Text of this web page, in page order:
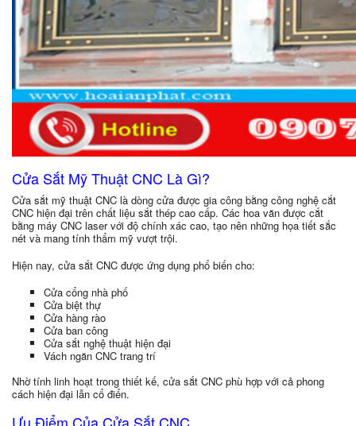
Cửa Sắt Mỹ Thuật CNC Là Gì?
Cửa sắt mỹ thuật CNC là dòng cửa được gia công bằng công nghệ cắt
CNC hiện đại trên chất liệu sắt thép cao cấp. Các hoa văn được cắt
bằng máy CNC laser với độ chính xác cao, tạo nên những họa tiết sắc
nét và mang tính thẩm mỹ vượt trội.
Hiện nay, cửa sắt CNC được ứng dụng phổ biến cho:
Cửa cổng nhà phố
Cửa biệt thự
Cửa hàng rào
Cửa ban công
Cửa sắt nghệ thuật hiện đại
Vách ngăn CNC trang trí
Nhờ tính linh hoạt trong thiết kế, cửa sắt CNC phù hợp với cả phong
cách hiện đại lẫn cổ điển.